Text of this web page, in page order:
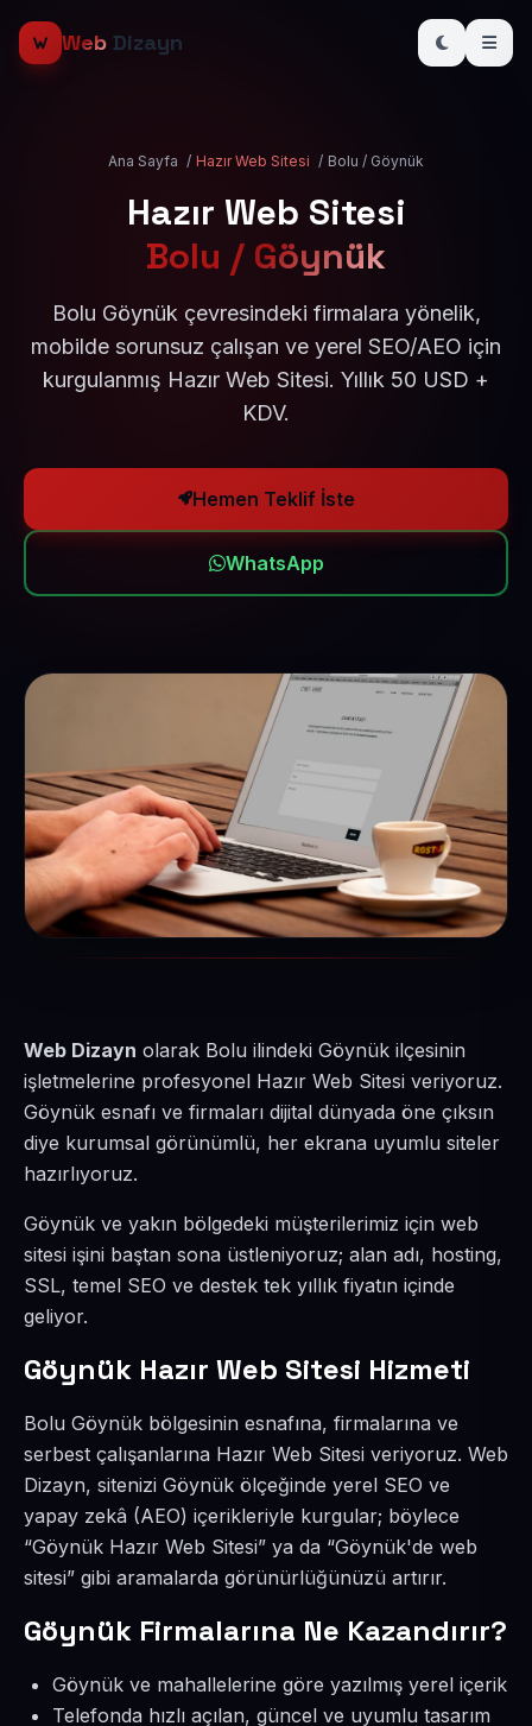
Web Dizayn
Ana Sayfa / Hazır Web Sitesi / Bolu / Göynük
Hazır Web Sitesi
Bolu / Göynük
Bolu Göynük çevresindeki firmalara yönelik,
mobilde sorunsuz çalışan ve yerel SEO/AEO için
kurgulanmış Hazır Web Sitesi. Yıllık 50 USD +
KDV.
Hemen Teklif İste
WhatsApp
Web Dizayn olarak Bolu ilindeki Göynük ilçesinin
işletmelerine profesyonel Hazır Web Sitesi veriyoruz.
Göynük esnafı ve firmaları dijital dünyada öne çıksın
diye kurumsal görünümlü, her ekrana uyumlu siteler
hazırlıyoruz.
Göynük ve yakın bölgedeki müşterilerimiz için web
sitesi işini baştan sona üstleniyoruz; alan adı, hosting,
SSL, temel SEO ve destek tek yıllık fiyatın içinde
geliyor.
Göynük Hazır Web Sitesi Hizmeti
Bolu Göynük bölgesinin esnafına, firmalarına ve
serbest çalışanlarına Hazır Web Sitesi veriyoruz. Web
Dizayn, sitenizi Göynük ölçeğinde yerel SEO ve
yapay zekâ (AEO) içerikleriyle kurgular; böylece
“Göynük Hazır Web Sitesi” ya da “Göynük'de web
sitesi” gibi aramalarda görünürlüğünüzü artırır.
Göynük Firmalarına Ne Kazandırır?
Göynük ve mahallelerine göre yazılmış yerel içerik
Telefonda hızlı açılan, güncel ve uyumlu tasarım